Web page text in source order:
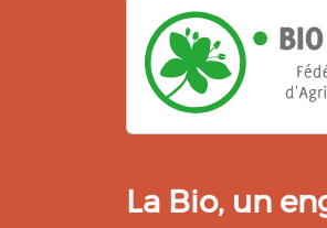
La Bio, un